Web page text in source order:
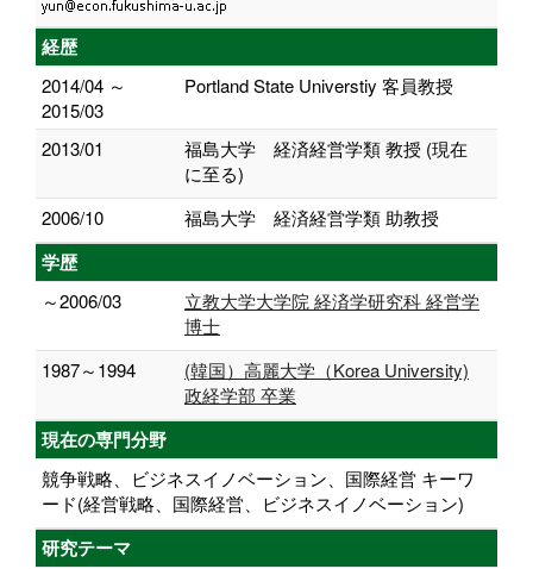
経歴
2014/04 ～
2015/03
Portland State Universtiy 客員教授
2013/01
福島大学 経済経営学類 教授 (現在
に至る)
2006/10
福島大学 経済経営学類 助教授
学歴
～2006/03
立教大学大学院 経済学研究科 経営学
博士
1987～1994
(韓国）高麗大学（Korea University)
政経学部 卒業
現在の専門分野
競争戦略、ビジネスイノベーション、国際経営 キーワ
ード(経営戦略、国際経営、ビジネスイノベーション)
研究テーマ